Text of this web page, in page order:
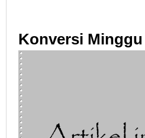
Konversi